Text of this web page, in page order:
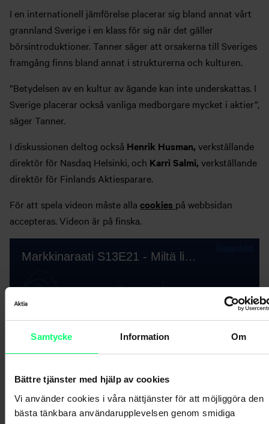
Samtycke Information Om
Bättre tjänster med hjälp av cookies
Vi använder cookies i våra nättjänster för att möjliggöra den
bästa tänkbara användarupplevelsen genom smidiga
I en internationell jämförelse placerar sig bland annat vårt
grannland Sverige i en klass för sig när det gäller
börsintroduktioner. Tanner säger att orsakerna till Sveriges
framgång finns bland annat i strukturerna och kulturen.
”Betydelsen av en kultur av ägande kan inte underskattas. I
Sverige placerar också vanliga medborgare mycket i aktier”,
säger Tanner.
I diskussionen deltog också Henrik Husman, verkställande
direktör för Nasdaq Helsinki, och Karri Salmi, verkställande
direktör för Finlands Aktiesparare.
För att spela videon måste alla cookies på webbsidan
accepteras. Videon är på finska.